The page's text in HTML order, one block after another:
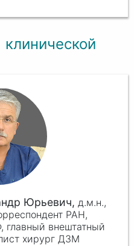
Юрьевич,д.м.н.,
РАН,
главный внештатный
хирург ДЗМ